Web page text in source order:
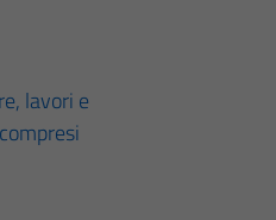
lavori e